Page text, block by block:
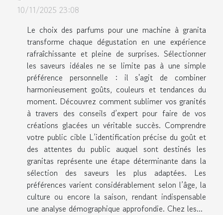
10/11/2025 23:08
Le choix des parfums pour une machine à granita
transforme chaque dégustation en une expérience
rafraîchissante et pleine de surprises. Sélectionner
les saveurs idéales ne se limite pas à une simple
préférence personnelle : il s'agit de combiner
harmonieusement goûts, couleurs et tendances du
moment. Découvrez comment sublimer vos granités
à travers des conseils d’expert pour faire de vos
créations glacées un véritable succès. Comprendre
votre public cible L’identification précise du goût et
des attentes du public auquel sont destinés les
granitas représente une étape déterminante dans la
sélection des saveurs les plus adaptées. Les
préférences varient considérablement selon l’âge, la
culture ou encore la saison, rendant indispensable
une analyse démographique approfondie. Chez les...